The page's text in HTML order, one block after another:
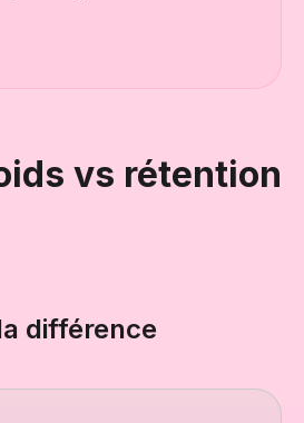
vs rétention
différence